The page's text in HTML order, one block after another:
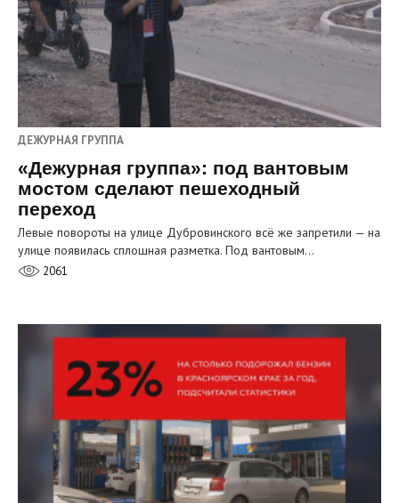
ДЕЖУРНАЯ ГРУППА
«Дежурная группа»: под вантовым
мостом сделают пешеходный
переход
Левые повороты на улице Дубровинского всё же запретили — на
улице появилась сплошная разметка. Под вантовым…
2061